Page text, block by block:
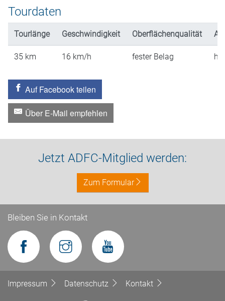
Tourdaten
Tourlänge Geschwindigkeit Oberflächenqualität
35 km 16 km/h fester Belag
Auf Facebook teilen
Über E-Mail empfehlen
Jetzt ADFC-Mitglied werden:
Zum Formular
Bleiben Sie in Kontakt
Impressum Datenschutz Kontakt